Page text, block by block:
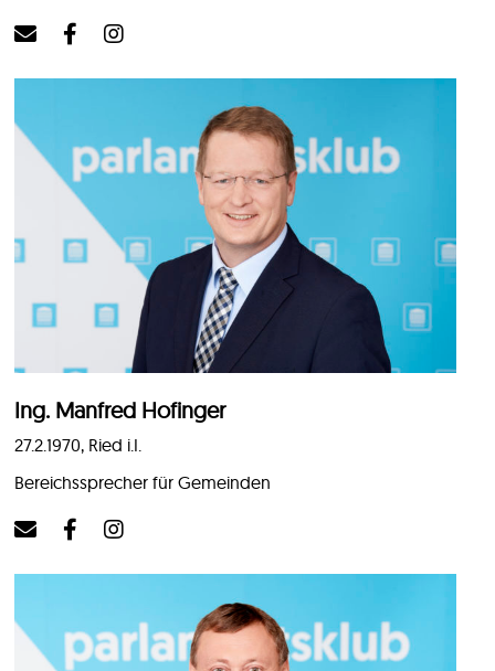
Ing. Manfred Hofinger
27.2.1970, Ried i.I.
Bereichssprecher für Gemeinden